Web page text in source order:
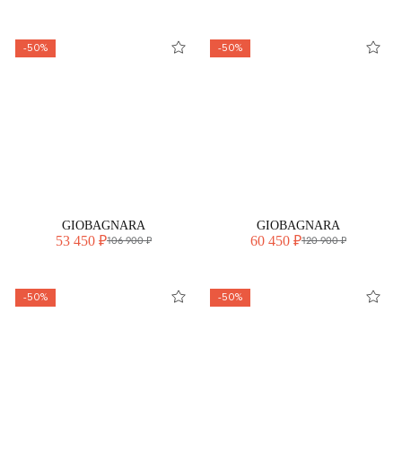
-50%
GIOBAGNARA
53 450 ₽106 900 ₽
-50%
GIOBAGNARA
60 450 ₽120 900 ₽
-50% -50%